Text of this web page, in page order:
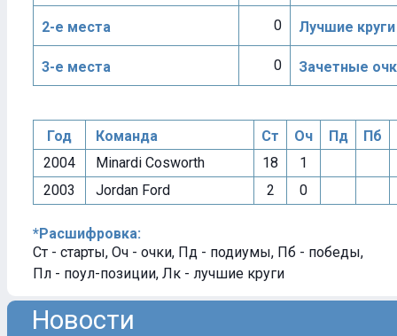
2-е места 0 Лучшие круги
3-е места 0 Зачетные
Год Команда Ст Оч Пд
Пб
2004
Minardi Cosworth 18
1
2003
Jordan Ford 2 0
*Расшифровка:
Ст - старты, Оч - очки, Пд - подиумы, Пб - победы,
Пл - поул-позиции, Лк - лучшие круги
Новости